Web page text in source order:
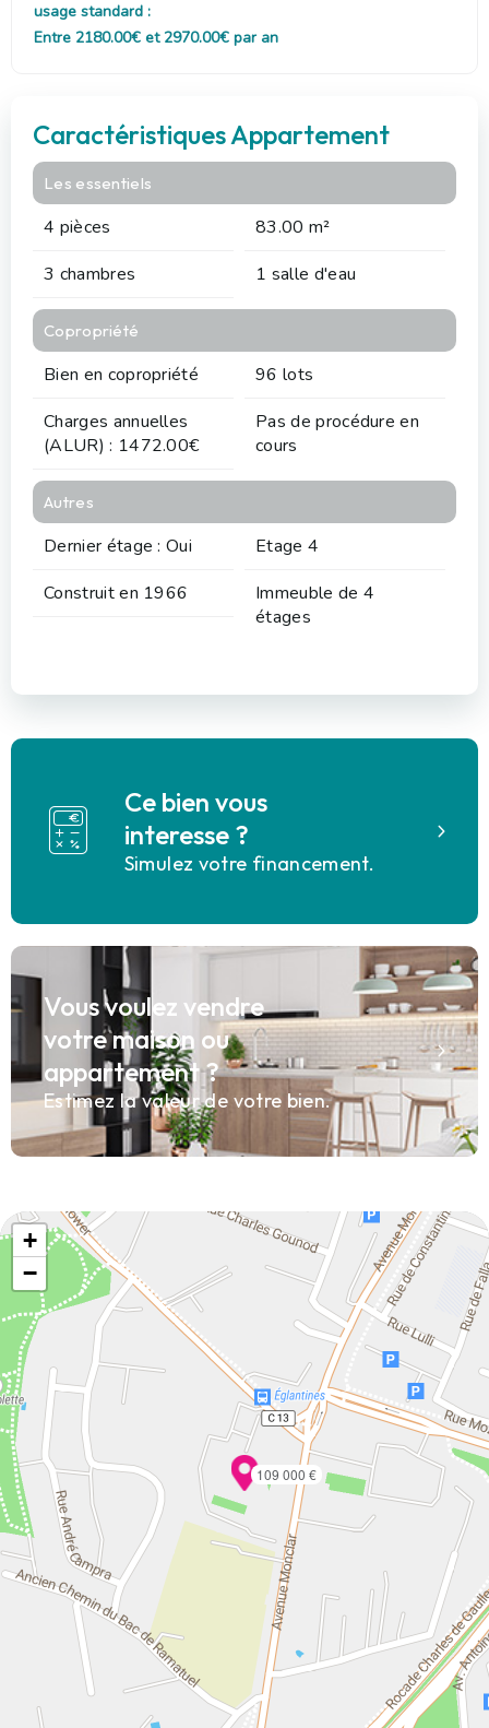
usage standard :
Entre 2180.00€ et 2970.00€ par an
Caractéristiques Appartement
Les essentiels
4 pièces
83.00 m²
3 chambres
1 salle d'eau
Copropriété
Bien en copropriété
96 lots
Charges annuelles
(ALUR) : 1472.00€
Pas de procédure en
cours
Autres
Dernier étage : Oui
Etage 4
Construit en 1966
Immeuble de 4
étages
Ce bien vous
interesse ?
Simulez votre financement.
Vous voulez vendre
votre maison ou
appartement ?
Estimez la valeur de votre bien.
109 000 €
+
−